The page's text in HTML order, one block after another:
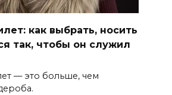
как выбрать, носить
так, чтобы он служил
— это больше, чем